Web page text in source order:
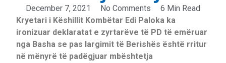
December 7, 2021 No Comments
6 Min Read
Kryetari i Këshillit Kombëtar Edi Paloka ka
ironizuar deklaratat e zyrtarëve të PD të emëruar
nga Basha se pas largimit të Berishës është rritur
në mënyrë të padëgjuar mbështetja